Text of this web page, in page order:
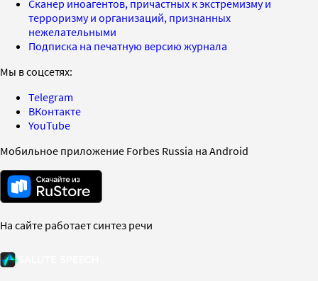
Сканер иноагентов, причастных к экстремизму и
терроризму и организаций, признанных
нежелательными
Подписка на печатную версию журнала
Мы в соцсетях:
Telegram
ВКонтакте
YouTube
Мобильное приложение Forbes Russia на Android
На сайте работает синтез речи